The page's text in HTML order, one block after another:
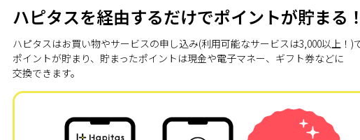
ハピタスを経由するだけでポイントが貯まる
ハピタスはお買い物やサービスの申し込み(利用可能なサービスは3,000以上！)
ポイントが貯まり、貯まったポイントは現金や電子マネー、ギフト券などに
交換できます。